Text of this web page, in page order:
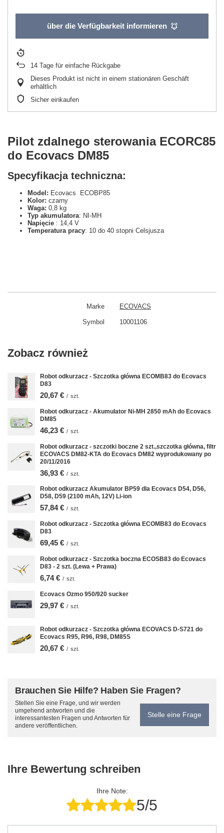
über die Verfügbarkeit informieren
14 Tage für einfache Rückgabe
Dieses Produkt ist nicht in einem stationären Geschäft
erhältlich
Sicher einkaufen
Pilot zdalnego sterowania ECORC85
do Ecovacs DM85
Specyfikacja techniczna:
Model: Ecovacs ECOBP85
Kolor: czarny
Waga: 0,8 kg
Typ akumulatora: NI-MH
Napięcie : 14,4 V
Temperatura pracy: 10 do 40 stopni Celsjusza
Marke ECOVACS
Symbol 10001106
Zobacz również
Robot odkurzacz - Szczotka główna ECOMB83 do Ecovacs
D83
20,67 € / szt.
Robot odkurzacz - Akumulator Ni-MH 2850 mAh do Ecovacs
DM85
46,23 € / szt.
Robot odkurzacz - szczotki boczne 2 szt.,szczotka główna, filtr
ECOVACS DM82-KTA do Ecovacs DM82 wyprodukowany po
20/11/2016
36,93 € / szt.
Robot odkurzacz Akumulator BP59 dla Ecovacs D54, D56,
D58, D59 (2100 mAh, 12V) Li-ion
57,84 € / szt.
Robot odkurzacz - Szczotka główna ECOMB83 do Ecovacs
D83
69,45 € / szt.
Robot odkurzacz - Szczotka boczna ECOSB83 do Ecovacs
D83 - 2 szt. (Lewa + Prawa)
6,74 € / szt.
Ecovacs Ozmo 950/920 sucker
29,97 € / szt.
Robot odkurzacz - Szczotka główna ECOVACS D-S721 do
Ecovacs R95, R96, R98, DM85S
20,67 € / szt.
Brauchen Sie Hilfe? Haben Sie Fragen?
Stellen Sie eine Frage, und wir werden
umgehend antworten und die
interessantesten Fragen und Antworten für
andere veröffentlichen.
Stelle eine Frage
Ihre Bewertung schreiben
Ihre Note:
5/5